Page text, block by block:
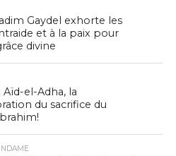
Gaydel exhorte les
et à la paix pour
divine
Aïd-el-Adha, la
du sacrifice du